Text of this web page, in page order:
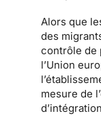
Alors que
des
contrôle de
l’Union
mesure de